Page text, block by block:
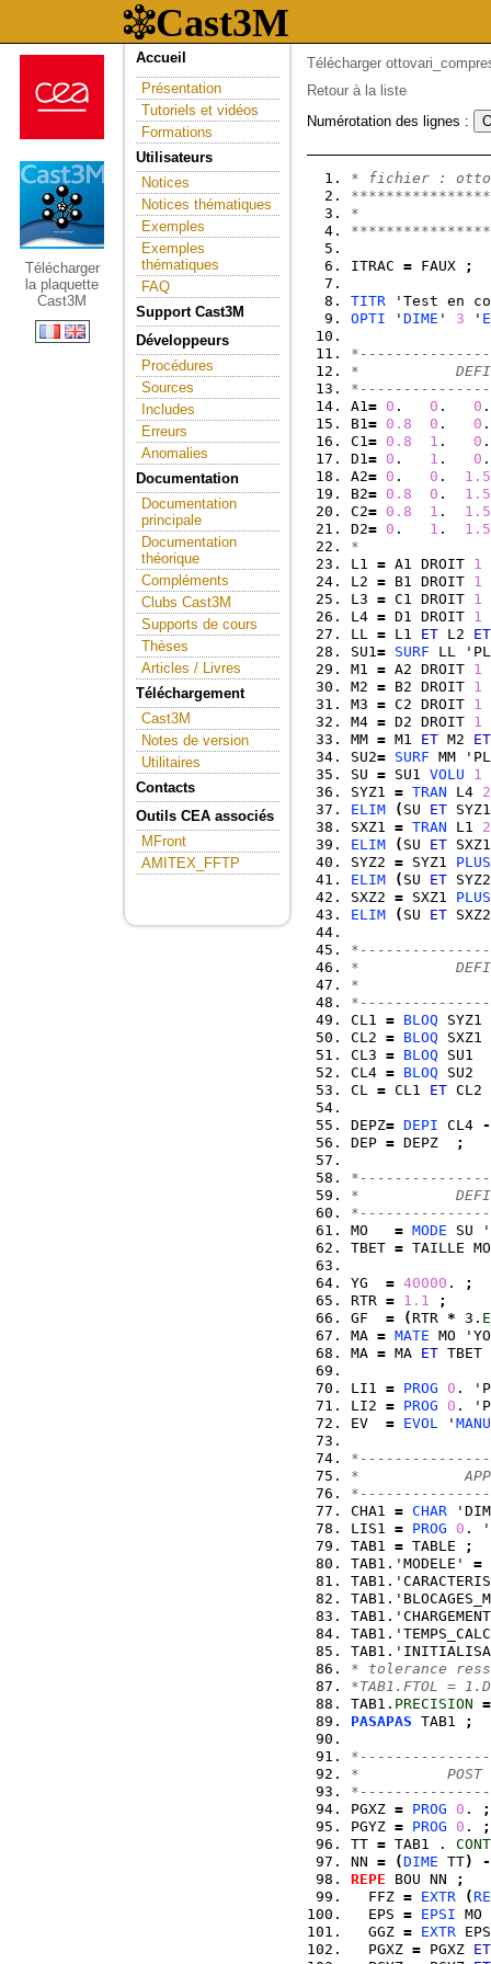
Télécharger
la plaquette
Cast3M
Accueil
Présentation
Tutoriels et vidéos
Formations
Utilisateurs
Notices
Notices thématiques
Exemples
Exemples
thématiques
FAQ
Support Cast3M
Développeurs
Procédures
Sources
Includes
Erreurs
Anomalies
Documentation
Documentation
principale
Documentation
théorique
Compléments
Clubs Cast3M
Supports de cours
Thèses
Articles / Livres
Téléchargement
Cast3M
Notes de version
Utilitaires
Contacts
Outils CEA associés
MFront
AMITEX_FFTP
Télécharger
Retour à la liste
Numérotation des lignes :
* fichier :
*
ITRAC = FAUX ;
TITR 'Test en
OPTI ' DIME ' 3 '
*
A1= 0 . 0 . 0 .
B1= 0.8 0 . 0 .
C1= 0.8 1 . 0 .
D1= 0 . 1 . 0 .
A2= 0 . 0 . 1.5
B2= 0.8 0 . 1.5
C2= 0.8 1 . 1.5
D2= 0 . 1 . 1.5
*
L1 = A1 DROIT 1
L2 = B1 DROIT 1
L3 = C1 DROIT 1
L4 = D1 DROIT 1
LL = L1 ET L2 ET
SU1= SURF LL
M1 = A2 DROIT 1
M2 = B2 DROIT 1
M3 = C2 DROIT 1
M4 = D2 DROIT 1
MM = M1 ET M2 ET
SU2= SURF MM
SU = SU1 VOLU 1
SYZ1 = TRAN L4 2
ELIM
( SU ET SYZ1
SXZ1 = TRAN L1 2
ELIM
( SU ET SXZ1
SYZ2 = SYZ1 PLUS
ELIM
( SU ET SYZ2
SXZ2 = SXZ1 PLUS
ELIM
( SU ET SXZ2
*
*                ET
CL1 = BLOQ
CL2 = BLOQ
CL3 = BLOQ
CL4 = BLOQ
CL = CL1 ET CL2
DEPZ= DEPI CL4 -
DEP = DEPZ ;
*
MO = MODE SU
TBET = TAILLE
YG = 40000 .
;
RTR = 1.1
;
GF = (RTR * 3. E
MA = MATE MO
MA = MA ET TBET
LI1 = PROG 0 .
LI2 = PROG 0 .
EV = EVOL ' MANU
*            APPEL
CHA1 = CHAR
LIS1 = PROG 0 .
TAB1 = TABLE
;
TAB1.'MODELE' =
* tolerance
*TAB1.FTOL =
TAB1. PRECISION =
PASAPAS TAB1 ;
*          POST
PGXZ = PROG 0 .
;
PGYZ = PROG 0 .
;
TT = TAB1 .
NN = (DIME TT)
-
REPE BOU NN
;
  FFZ
= EXTR (
  EPS
= EPSI MO
  GGZ
= EXTR
  PGXZ
= PGXZ ET